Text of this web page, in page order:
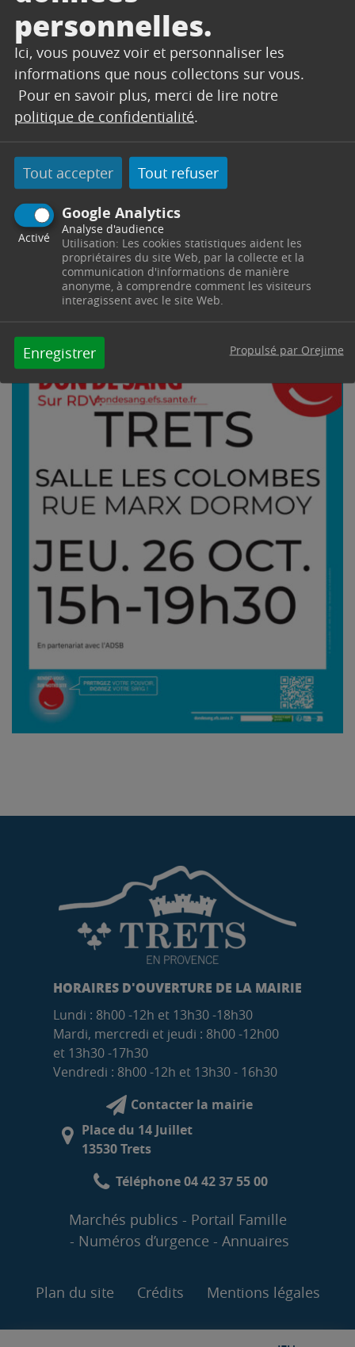
personnelles.
Ici, vous pouvez voir et personnaliser les
informations que nous collectons sur vous.
Pour en savoir plus, merci de lire notre
politique de confidentialité.
Tout accepter Tout refuser
Google Analytics
Activé
Analyse d'audience
Utilisation: Les cookies statistiques aident les
propriétaires du site Web, par la collecte et la
communication d'informations de manière
anonyme, à comprendre comment les visiteurs
interagissent avec le site Web.
Enregistrer Propulsé par Orejime
Comment préparer au mieux votre don de
sang ? Pensez à vous munir d’une pièce
d’identité et de bien vous hydrater et manger
avant votre don.
Vous n’êtes pas disponible à ce moment-là ?
Vous pouvez télécharger l’appliDon de sang
pour trouver une autre collecte proche de chez
vous !
À bientôt,
Au plaisir de vous accueillir prochainement !
HORAIRES D'OUVERTURE DE LA MAIRIE
Lundi : 8h00 -12h et 13h30 -18h30
Mardi, mercredi et jeudi : 8h00 -12h00
et 13h30 -17h30
Vendredi : 8h00 -12h et 13h30 - 16h30
Contacter la mairie
Place du 14 Juillet
13530 Trets
Téléphone 04 42 37 55 00
Marchés publics
Portail Famille
Numéros d’urgence
Annuaires
Plan du site Crédits Mentions légales